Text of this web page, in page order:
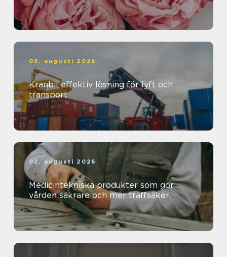
03. augusti 2026
Kranbil effektiv lösning för lyft och
transport
02. augusti 2026
Medicintekniska produkter som gör
vården säkrare och mer träffsäker